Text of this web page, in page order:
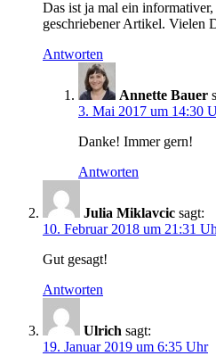
Das ist ja mal ein
geschriebener Artikel. Vielen
Antworten
Annette Bauer
3. Mai 2017 um 14:30
Danke! Immer gern!
Antworten
Julia Miklavcic sagt:
10. Februar 2018 um 21:31
Gut gesagt!
Antworten
Ulrich sagt:
19. Januar 2019 um 6:35 Uhr